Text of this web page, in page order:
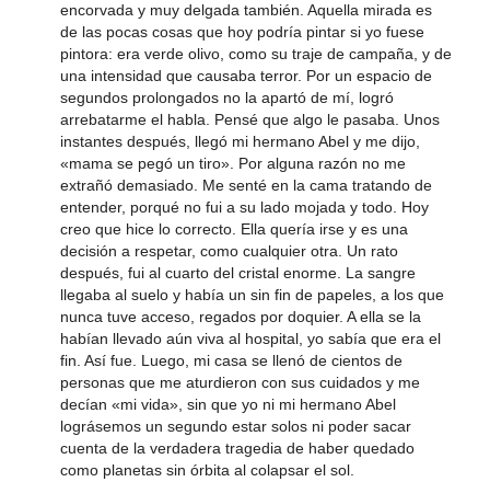
encorvada y muy delgada también. Aquella mirada es
de las pocas cosas que hoy podría pintar si yo fuese
pintora: era verde olivo, como su traje de campaña, y de
una intensidad que causaba terror. Por un espacio de
segundos prolongados no la apartó de mí, logró
arrebatarme el habla. Pensé que algo le pasaba. Unos
instantes después, llegó mi hermano Abel y me dijo,
«mama se pegó un tiro». Por alguna razón no me
extrañó demasiado. Me senté en la cama tratando de
entender, porqué no fui a su lado mojada y todo. Hoy
creo que hice lo correcto. Ella quería irse y es una
decisión a respetar, como cualquier otra. Un rato
después, fui al cuarto del cristal enorme. La sangre
llegaba al suelo y había un sin fin de papeles, a los que
nunca tuve acceso, regados por doquier. A ella se la
habían llevado aún viva al hospital, yo sabía que era el
fin. Así fue. Luego, mi casa se llenó de cientos de
personas que me aturdieron con sus cuidados y me
decían «mi vida», sin que yo ni mi hermano Abel
lográsemos un segundo estar solos ni poder sacar
cuenta de la verdadera tragedia de haber quedado
como planetas sin órbita al colapsar el sol.